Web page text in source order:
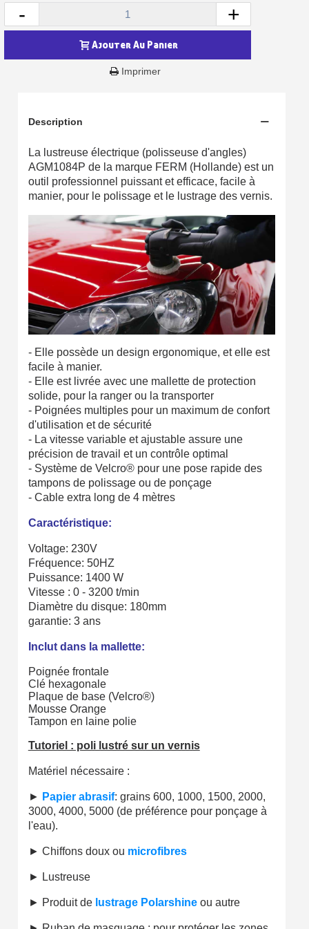
Inscription à la newsletter : 5€ de réduction
Livraison sous 24 h en France Métropolitaine
Livraison offerte en France métropolitaine pour 250€ d'achats
Paiement en 4x sans frais dès 30€ d'achats
Votre devis en ligne en moins d'1 minute
Partagez vos créations et obtenez des bons d'achat
Livraison sous 24 h en France Métropolitaine
Retour produits sous 14 jours
Réduction de 5€ sur la première commande
10€ de bon d'achat pour chaque parrainage
Inscription à la newsletter : 5€ de réduction
Livraison sous 24 h en France Métropolitaine
Votre devis en ligne en moins d'1 minute
Partagez vos créations et obtenez des bons d'achat
Gagnez des points de fidélité à chaque commande
Réduction de 5€ sur la première commande
10€ de bon d'achat pour chaque parrainage
- +
Ajouter Au Panier
Imprimer
Description
La lustreuse électrique (polisseuse d'angles)
AGM1084P de la marque FERM (Hollande) est un
outil professionnel puissant et efficace, facile à
manier, pour le polissage et le lustrage des vernis.
- Elle possède un design ergonomique, et elle est
facile à manier.
- Elle est livrée avec une mallette de protection
solide, pour la ranger ou la transporter
- Poignées multiples pour un maximum de confort
d'utilisation et de sécurité
- La vitesse variable et ajustable assure une
précision de travail et un contrôle optimal
- Système de Velcro® pour une pose rapide des
tampons de polissage ou de ponçage
- Cable extra long de 4 mètres
Caractéristique:
Voltage: 230V
Fréquence: 50HZ
Puissance: 1400 W
Vitesse : 0 - 3200 t/min
Diamètre du disque: 180mm
garantie: 3 ans
Inclut dans la mallette:
Poignée frontale
Clé hexagonale
Plaque de base (Velcro®)
Mousse Orange
Tampon en laine polie
Tutoriel : poli lustré sur un vernis
Matériel nécessaire :
► Papier abrasif: grains 600, 1000, 1500, 2000,
3000, 4000, 5000 (de préférence pour ponçage à
l'eau).
► Chiffons doux ou microfibres
► Lustreuse
► Produit de lustrage Polarshine ou autre